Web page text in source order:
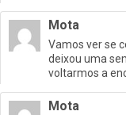
Mota
Vamos ver se
deixou uma
voltarmos a
Mota